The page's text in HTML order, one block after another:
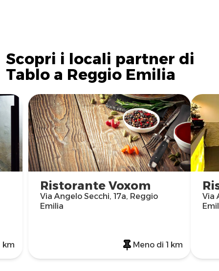
Scopri i locali partner di
Tablo a Reggio Emilia
Ristorante Voxom
Via Angelo Secchi, 17a, Reggio
Emilia
Meno di 1 km
Via
km